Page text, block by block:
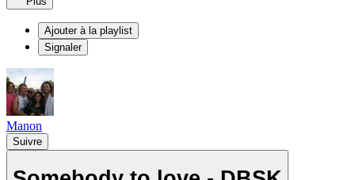
Ajouter à la playlist
Signaler
Manon
Suivre